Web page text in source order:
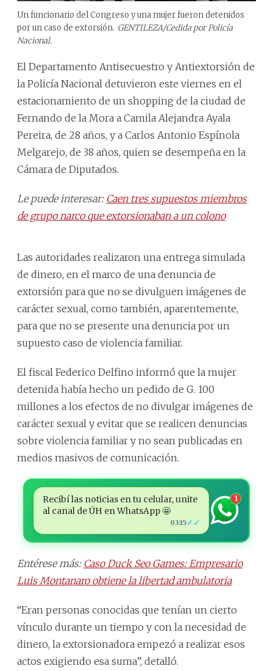
Un funcionario del Congreso y una mujer fueron detenidos
por un caso de extorsión. GENTILEZA/Cedida por Policía
Nacional.
El Departamento Antisecuestro y Antiextorsión de
la Policía Nacional detuvieron este viernes en el
estacionamiento de un shopping de la ciudad de
Fernando de la Mora a Camila Alejandra Ayala
Pereira, de 28 años, y a Carlos Antonio Espínola
Melgarejo, de 38 años, quien se desempeña en la
Cámara de Diputados.
Le puede interesar: Caen tres supuestos miembros
de grupo narco que extorsionaban a un colono
Las autoridades realizaron una entrega simulada
de dinero, en el marco de una denuncia de
extorsión para que no se divulguen imágenes de
carácter sexual, como también, aparentemente,
para que no se presente una denuncia por un
supuesto caso de violencia familiar.
El fiscal Federico Delfino informó que la mujer
detenida había hecho un pedido de G. 100
millones a los efectos de no divulgar imágenes de
carácter sexual y evitar que se realicen denuncias
sobre violencia familiar y no sean publicadas en
medios masivos de comunicación.
Recibí las noticias en tu celular, unite
al canal de ÚH en WhatsApp 🤩
03:15✓✓
1
Entérese más: Caso Duck Seo Games: Empresario
Luis Montanaro obtiene la libertad ambulatoria
“Eran personas conocidas que tenían un cierto
vínculo durante un tiempo y con la necesidad de
dinero, la extorsionadora empezó a realizar esos
actos exigiendo esa suma”, detalló.